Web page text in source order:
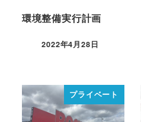
環境整備実行計画
2022年4月28日
プライベート